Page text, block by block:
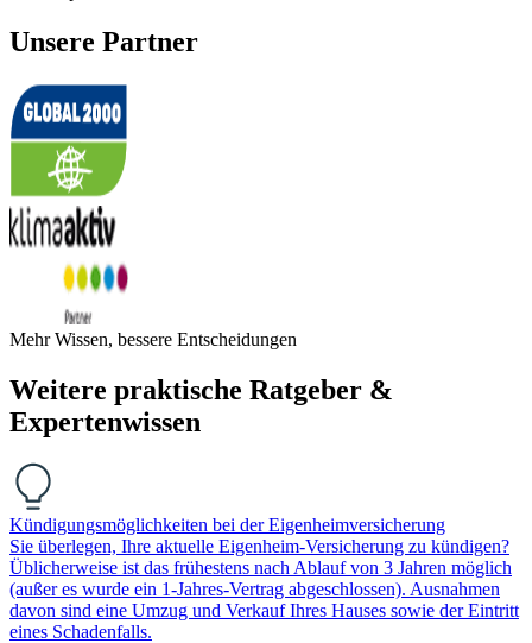
Unsere Partner
Mehr Wissen, bessere Entscheidungen
Weitere praktische Ratgeber &
Expertenwissen
Kündigungsmöglichkeiten bei der Eigenheimversicherung
Sie überlegen, Ihre aktuelle Eigenheim-Versicherung zu kündigen?
Üblicherweise ist das frühestens nach Ablauf von 3 Jahren möglich
(außer es wurde ein 1-Jahres-Vertrag abgeschlossen). Ausnahmen
davon sind eine Umzug und Verkauf Ihres Hauses sowie der Eintritt
eines Schadenfalls.